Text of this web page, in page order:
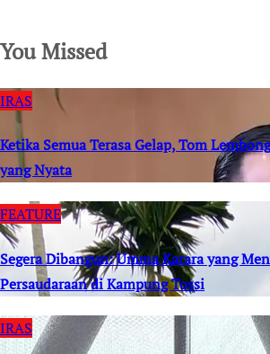
You Missed
IRAS
Ketika Semua Terasa Gelap, Tom
yang Nyata
FEATURE
Segera Dibangun: Umma Karara yang
Persaudaraan di Kampung Tossi
IRAS